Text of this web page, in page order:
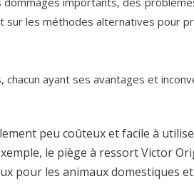
les méthodes alternatives pour
ayant ses avantages et
peu coûteux et facile à
le piège à ressort Victor
pour les animaux domestiques